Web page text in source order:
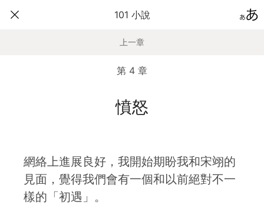
101 小說
上一章
第 4 章
憤怒
網絡上進展良好，我開始期盼我和宋翊的
見面，覺得我們會有一個和以前絕對不一
樣的「初遇」。